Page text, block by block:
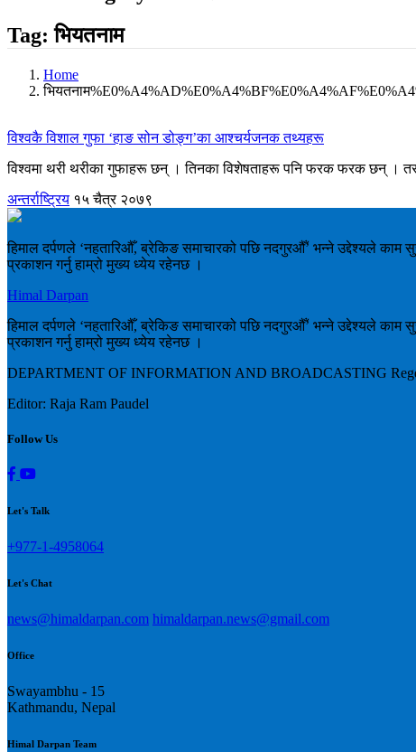
Tag: भियतनाम
Home
विश्वकै विशाल गुफा ‘हाङ सोन डोङ्ग’का आश्चर्यजनक तथ्यहरू
विश्वमा थरी थरीका गुफाहरू छन् । तिनका विशेषताहरू पनि फरक फरक छन् । तर
अन्तर्राष्ट्रिय १५ चैत्र २०७९
हिमाल दर्पणले ‘नहतारिऔँ, ब्रेकिङ समाचारको पछि नदगुरऔँ’ भन्ने उद्देश्यले
प्रकाशन गर्नु हाम्रो मुख्य ध्येय रहेनछ ।
Himal Darpan
हिमाल दर्पणले ‘नहतारिऔँ, ब्रेकिङ समाचारको पछि नदगुरऔँ’ भन्ने उद्देश्यले
प्रकाशन गर्नु हाम्रो मुख्य ध्येय रहेनछ ।
DEPARTMENT OF INFORMATION AND BROADCASTING
Editor: Raja Ram Paudel
Follow Us
Let's Talk
+977-1-4958064
Let's Chat
news@himaldarpan.com himaldarpan.news@gmail.com
Office
Swayambhu - 15
Kathmandu, Nepal
Himal Darpan Team